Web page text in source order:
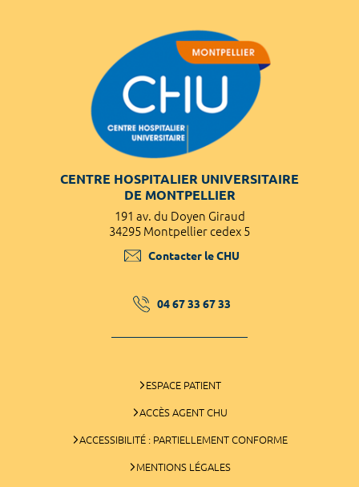
CENTRE HOSPITALIER UNIVERSITAIRE
DE MONTPELLIER
191 av. du Doyen Giraud
34295 Montpellier cedex 5
Contacter le CHU
04 67 33 67 33
ESPACE PATIENT
ACCÈS AGENT CHU
ACCESSIBILITÉ : PARTIELLEMENT CONFORME
MENTIONS LÉGALES